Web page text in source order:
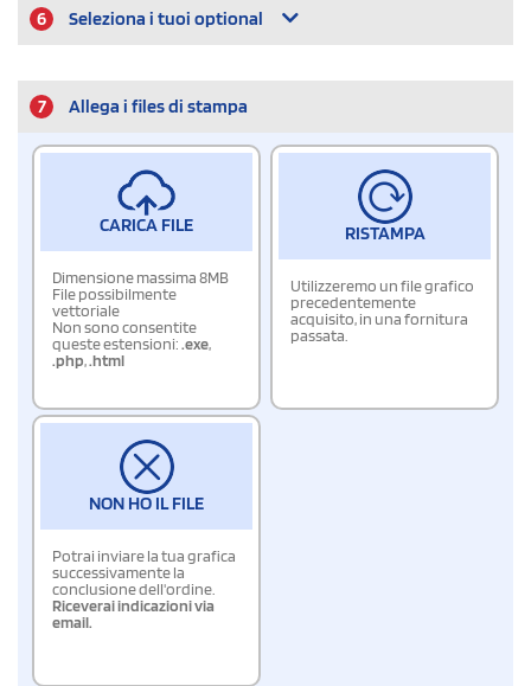
6 Seleziona i tuoi optional
7 Allega i files di stampa
CARICA FILE
Dimensione massima 8MB
File possibilmente
vettoriale
Non sono consentite
queste estensioni:.exe,
.php,.html
RISTAMPA
Utilizzeremo un file grafico
precedentemente
acquisito, in una fornitura
passata.
NON HO IL FILE
Potrai inviare la tua grafica
successivamente la
conclusione dell'ordine.
Riceverai indicazioni via
email.